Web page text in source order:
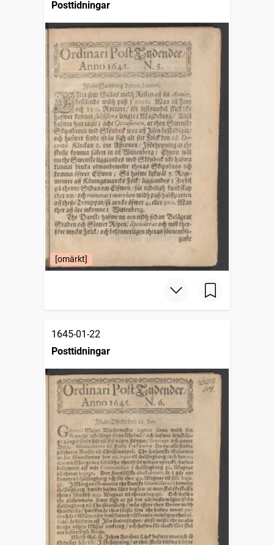
Posttidningar
[omärkt]
1645-01-22
Posttidningar